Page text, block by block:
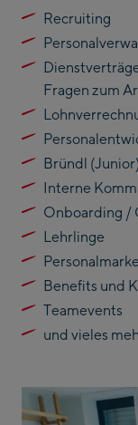
Recruiting
Fragen zum
Bründl
Interne
Onboarding /
Lehrlinge
Benefits und
Teamevents
und vieles